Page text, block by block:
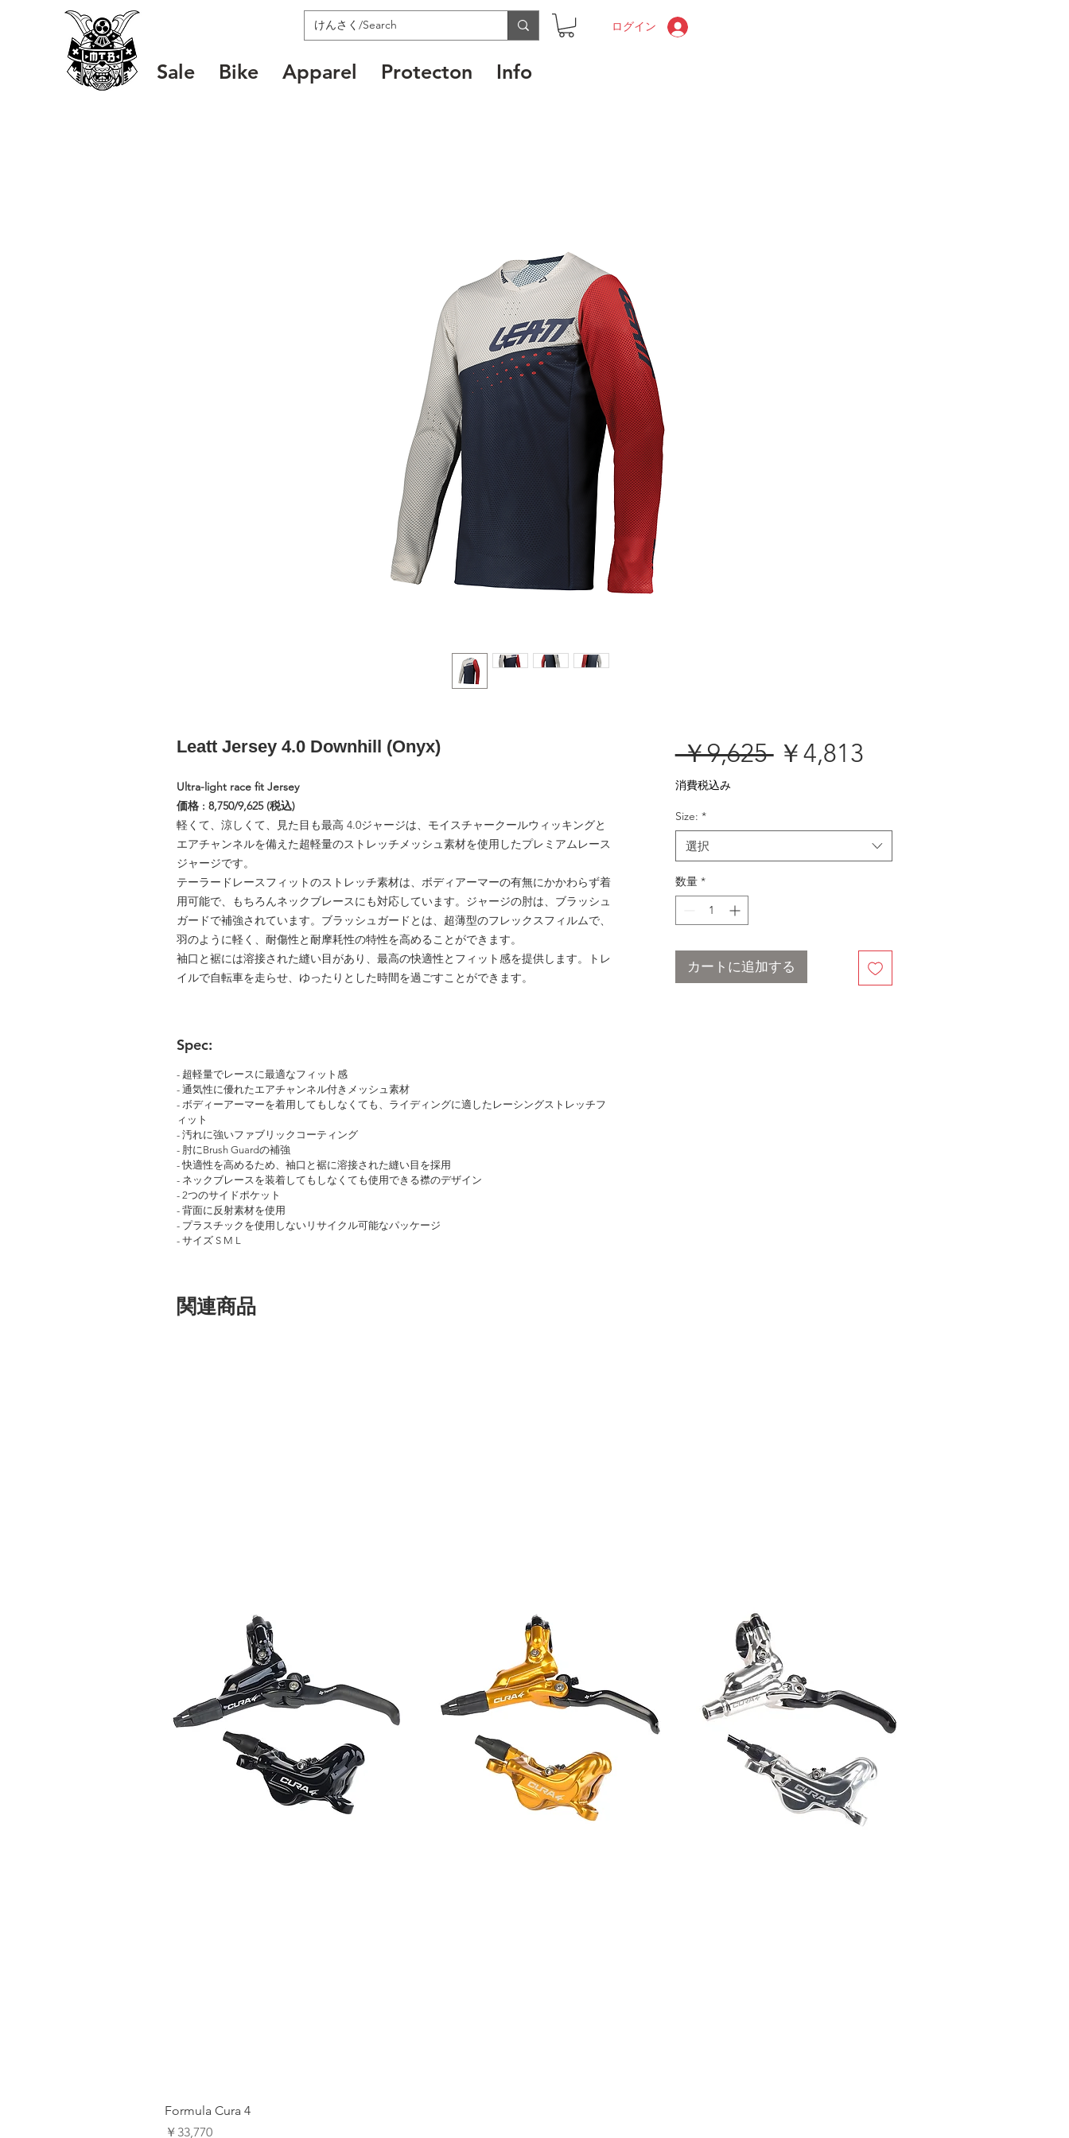
ログイン
Sale Bike Apparel Protecton Info
Leatt Jersey 4.0 Downhill (Onyx)
Ultra-light race fit Jersey
価格 : 8,750/9,625 (税込)
軽くて、涼しくて、見た目も最高 4.0ジャージは、モイスチャークールウィッキングと
エアチャンネルを備えた超軽量のストレッチメッシュ素材を使用したプレミアムレース
ジャージです。
テーラードレースフィットのストレッチ素材は、ボディアーマーの有無にかかわらず着
用可能で、もちろんネックブレースにも対応しています。ジャージの肘は、ブラッシュ
ガードで補強されています。ブラッシュガードとは、超薄型のフレックスフィルムで、
羽のように軽く、耐傷性と耐摩耗性の特性を高めることができます。
袖口と裾には溶接された縫い目があり、最高の快適性とフィット感を提供します。トレ
イルで自転車を走らせ、ゆったりとした時間を過ごすことができます。
Spec:
- 超軽量でレースに最適なフィット感
- 通気性に優れたエアチャンネル付きメッシュ素材
- ボディーアーマーを着用してもしなくても、ライディングに適したレーシングストレッチフ
ィット
- 汚れに強いファブリックコーティング
- 肘にBrush Guardの補強
- 快適性を高めるため、袖口と裾に溶接された縫い目を採用
- ネックブレースを装着してもしなくても使用できる襟のデザイン
- 2つのサイドポケット
- 背面に反射素材を使用
- プラスチックを使用しないリサイクル可能なパッケージ
- サイズ S M L
￥9,625 通
価
格
￥4,813セ
ル
価
消費税込み
Size: *
選択
数量 *
カートに追加する
関連商品
Formula Cura 4
価格
￥33,770